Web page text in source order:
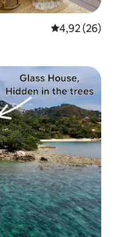
Gemiddelde
4,92 (26)